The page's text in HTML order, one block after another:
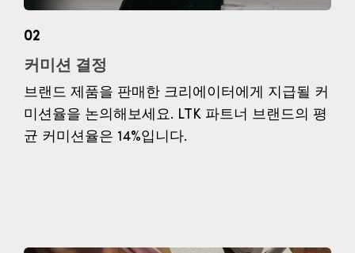
02
커미션 결정
브랜드 제품을 판매한 크리에이터에게 지급될 커
미션율을 논의해보세요. LTK 파트너 브랜드의 평
균 커미션율은 14%입니다.